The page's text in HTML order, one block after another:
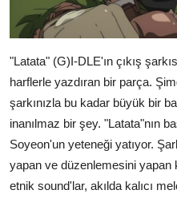
"Latata" (G)I-DLE'ın çıkış
harflerle yazdıran bir parça.
şarkınızla bu kadar büyük bir
inanılmaz bir şey. "Latata"nın
Soyeon'un yeteneği yatıyor.
yapan ve düzenlemesini yapan
etnik sound'lar, akılda kalıcı